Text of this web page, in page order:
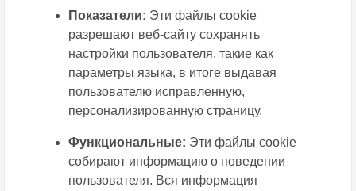
Показатели: Эти файлы сookie
разрешают веб-сайту сохранять
настройки пользователя, такие как
параметры языка, в итоге выдавая
пользователю исправленную,
персонализированную страницу.
Функциональные: Эти файлы сookie
собирают информацию о поведении
пользователя. Вся информация